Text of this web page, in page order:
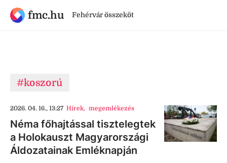
fmc.hu Fehérvár összeköt
#koszorú
2026. 04. 16., 13:27 Hírek, megemlékezés
Néma főhajtással tisztelegtek
a Holokauszt Magyarországi
Áldozatainak Emléknapján